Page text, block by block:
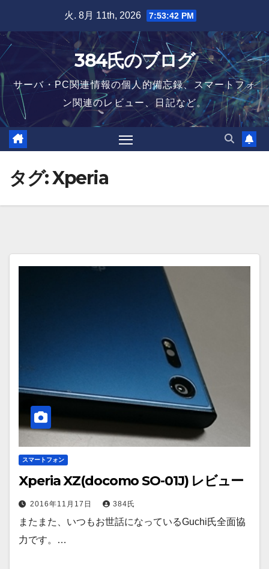
content
火. 8月 11th, 2026 7:53:43 PM
384氏のブログ
サーバ・PC関連情報の個人的備忘録、スマートフォ
ン関連のレビュー、日記など。
タグ:Xperia
スマートフォン
Xperia XZ(docomo SO-01J) レビュー
2016年11月17日 384氏
またまた、いつもお世話になっているGuchi氏全面協
力です。…